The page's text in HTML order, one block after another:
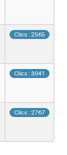
Clics : 2565
Clics : 3041
Clics : 2767